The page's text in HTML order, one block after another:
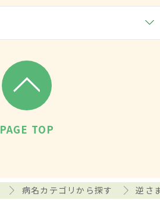
PAGE TOP
病名カテゴリから探す 逆さ